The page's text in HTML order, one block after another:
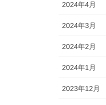
2024年4月
2024年3月
2024年2月
2024年1月
2023年12月